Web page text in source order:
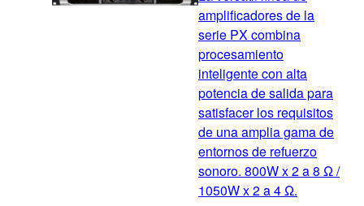
amplificadores de la
serie PX combina
procesamiento
inteligente con alta
potencia de salida para
satisfacer los requisitos
de una amplia gama de
entornos de refuerzo
sonoro. 800W x 2 a 8 Ω /
1050W x 2 a 4 Ω.